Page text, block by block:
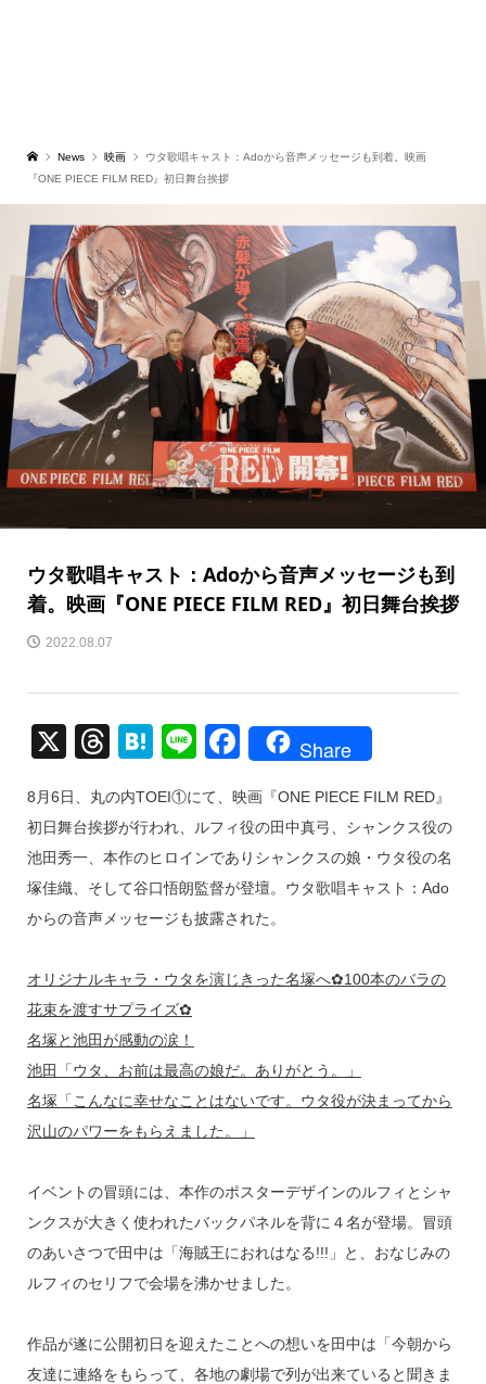
News 映画
ウタ歌唱キャスト：Adoから音声メッセージも到着。映画
『ONE PIECE FILM RED』初日舞台挨拶
ウタ歌唱キャスト：Adoから音声メッセージも到
着。映画『ONE PIECE FILM RED』初日舞台挨拶
2022.08.07
X
T
e
a
d
s
H
e
n
a
Li
e
F
c
e
b
o
k
Share
8月6日、丸の内TOEI①にて、映画『ONE PIECE FILM RED』
初日舞台挨拶が行われ、ルフィ役の田中真弓、シャンクス役の
池田秀一、本作のヒロインでありシャンクスの娘・ウタ役の名
塚佳織、そして谷口悟朗監督が登壇。ウタ歌唱キャスト：Ado
からの音声メッセージも披露された。
オリジナルキャラ・ウタを演じきった名塚へ✿100本のバラの
花束を渡すサプライズ✿
名塚と池田が感動の涙！
池田「ウタ、お前は最高の娘だ。ありがとう。」
名塚「こんなに幸せなことはないです。ウタ役が決まってから
沢山のパワーをもらえました。」
イベントの冒頭には、本作のポスターデザインのルフィとシャ
ンクスが大きく使われたバックパネルを背に４名が登場。冒頭
のあいさつで田中は「海賊王におれはなる!!!」と、おなじみの
ルフィのセリフで会場を沸かせました。
作品が遂に公開初日を迎えたことへの想いを田中は「今朝から
友達に連絡をもらって、各地の劇場で列が出来ていると聞きま